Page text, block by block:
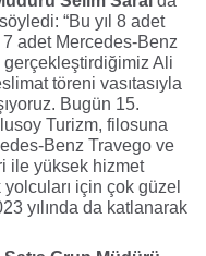
“Bu yıl 8 adet
adet Mercedes-Benz
gerçekleştirdiğimiz Ali
töreni vasıtasıyla
Bugün 15.
Turizm, filosuna
Benz Travego ve
ile yüksek hizmet
için çok güzel
yılında da katlanarak